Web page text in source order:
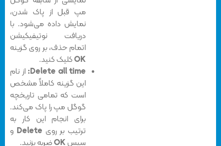
مپ قبل از پاک شدن،
نمایش داده می‌شود. با
دریافت نوتیفیکیشن
اتمام حذف، بر روی گزینه
کلیک کنید.
Delete all time: از نام
این گزینه کاملاً مشخص
است که تمامی تاریخچه
گوگل مپ را پاک می‌کند.
برای انجام این کار به
ترتیب بر روی Deleteو
سپسOKضربه بزنید.